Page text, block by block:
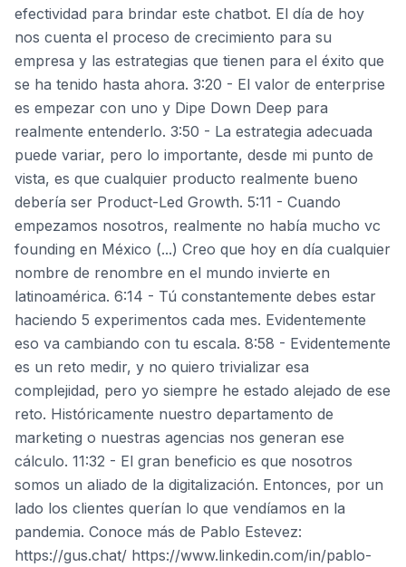
efectividad para brindar este chatbot. El día de hoy
nos cuenta el proceso de crecimiento para su
empresa y las estrategias que tienen para el éxito que
se ha tenido hasta ahora. 3:20 - El valor de enterprise
es empezar con uno y Dipe Down Deep para
realmente entenderlo. 3:50 - La estrategia adecuada
puede variar, pero lo importante, desde mi punto de
vista, es que cualquier producto realmente bueno
debería ser Product-Led Growth. 5:11 - Cuando
empezamos nosotros, realmente no había mucho vc
founding en México (...) Creo que hoy en día cualquier
nombre de renombre en el mundo invierte en
latinoamérica. 6:14 - Tú constantemente debes estar
haciendo 5 experimentos cada mes. Evidentemente
eso va cambiando con tu escala. 8:58 - Evidentemente
es un reto medir, y no quiero trivializar esa
complejidad, pero yo siempre he estado alejado de ese
reto. Históricamente nuestro departamento de
marketing o nuestras agencias nos generan ese
cálculo. 11:32 - El gran beneficio es que nosotros
somos un aliado de la digitalización. Entonces, por un
lado los clientes querían lo que vendíamos en la
pandemia. Conoce más de Pablo Estevez:
https://gus.chat/ https://www.linkedin.com/in/pablo-